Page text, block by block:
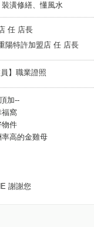
潢修繕、懂風水
任 店長
陽特許加盟店 任 店長
】職業證照
加--
福窩
物件
高的金雞母
謝謝您